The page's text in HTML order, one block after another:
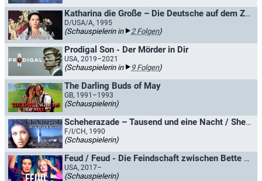
Katharina die Große – Die Deutsche auf dem Zarenthron
D/USA/A, 1995
(Schauspielerin in 2 Folgen)
Prodigal Son - Der Mörder in Dir
USA, 2019–2021
(Schauspielerin in 9 Folgen)
The Darling Buds of May
GB, 1991–1993
(Schauspielerin)
Scheherazade – Tausend und eine Nacht / Sheherazade - Mit 1001 PS ins Abenteuer
F/I/CH, 1990
(Schauspielerin)
Feud / Feud - Die Feindschaft zwischen Bette und Joan
USA, 2017–
(Schauspielerin)